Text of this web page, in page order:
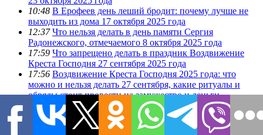
10:48 В Ерофеев день леший бродит: почему лучше не
выходить из дома 17 октября 2025 года
12:37 Что нельзя делать в день памяти Сергия
Радонежского, отмечаемого 8 октября 2025 года
17:59 Что запрещено делать в праздник Воздвижение
Креста Господня 27 сентября 2025 года
17:56 Воздвижение Креста Господня 2025 года: что
можно и нельзя делать 27 сентября, какие ритуалы и
обряды стоит провести на замужество и деньги
10:23
Самые сильные молитвы Архистратигу Михаилу,
которые стоит прочитать 19 сентября
8:44 Праздник иконы «Неопалимая Купина»,